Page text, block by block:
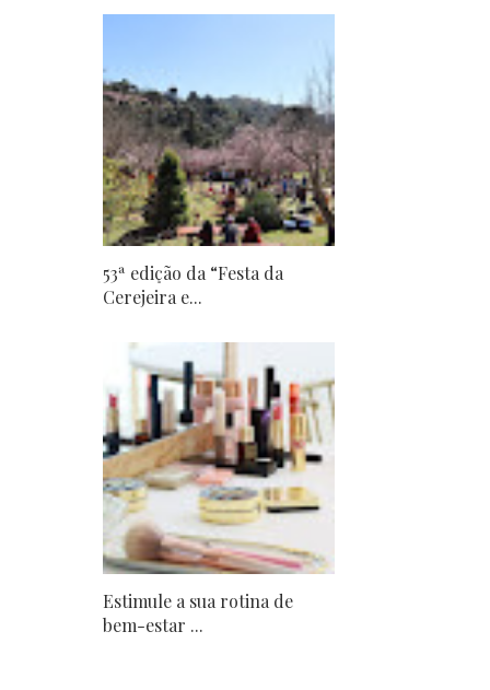
53ª edição da “Festa da
Cerejeira e...
Estimule a sua rotina de
bem-estar ...